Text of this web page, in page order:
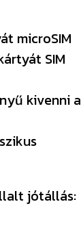
microSIM
SIM
kivenni a
jótállás: